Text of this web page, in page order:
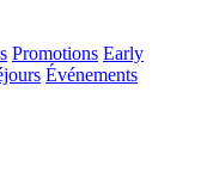
Promotions Early
Événements